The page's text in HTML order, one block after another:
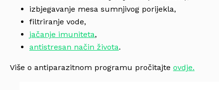
izbjegavanje mesa sumnjivog porijekla,
filtriranje vode,
jačanje imuniteta,
antistresan način života.
Više o antiparazitnom programu pročitajte ovdje.